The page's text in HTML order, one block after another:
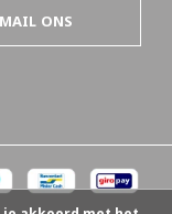
MAIL ONS